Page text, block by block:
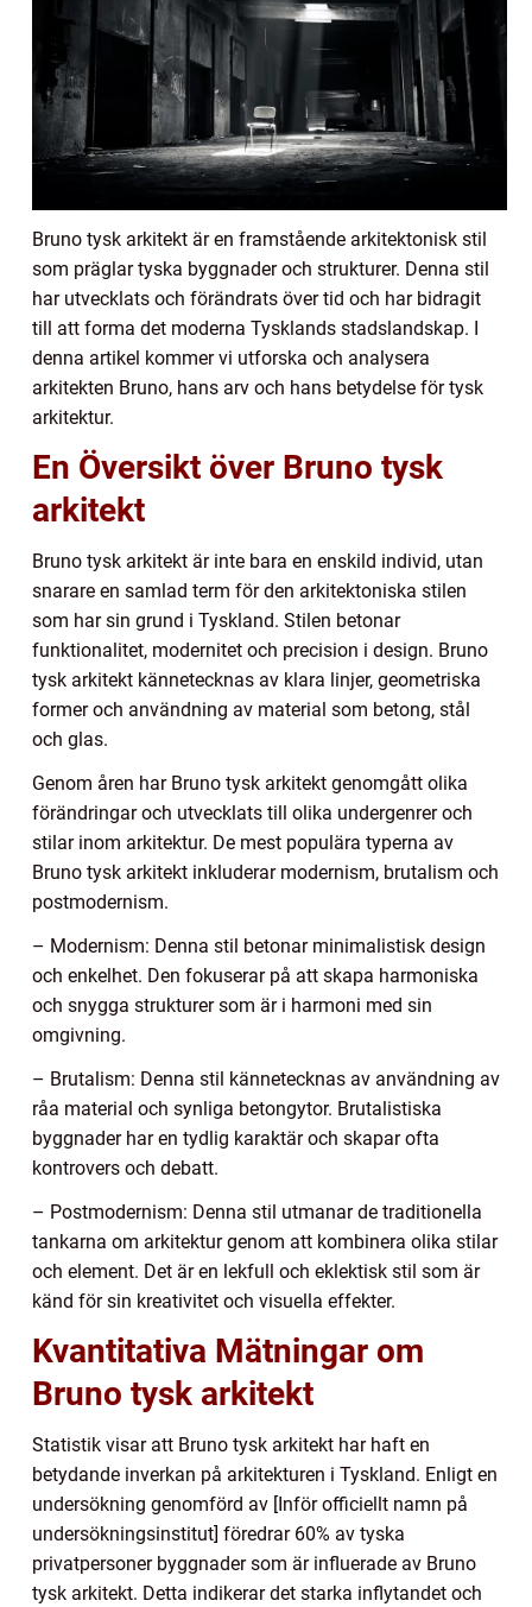
Bruno tysk arkitekt är en framstående arkitektonisk stil
som präglar tyska byggnader och strukturer. Denna stil
har utvecklats och förändrats över tid och har bidragit
till att forma det moderna Tysklands stadslandskap. I
denna artikel kommer vi utforska och analysera
arkitekten Bruno, hans arv och hans betydelse för tysk
arkitektur.
En Översikt över Bruno tysk
arkitekt
Bruno tysk arkitekt är inte bara en enskild individ, utan
snarare en samlad term för den arkitektoniska stilen
som har sin grund i Tyskland. Stilen betonar
funktionalitet, modernitet och precision i design. Bruno
tysk arkitekt kännetecknas av klara linjer, geometriska
former och användning av material som betong, stål
och glas.
Genom åren har Bruno tysk arkitekt genomgått olika
förändringar och utvecklats till olika undergenrer och
stilar inom arkitektur. De mest populära typerna av
Bruno tysk arkitekt inkluderar modernism, brutalism och
postmodernism.
– Modernism: Denna stil betonar minimalistisk design
och enkelhet. Den fokuserar på att skapa harmoniska
och snygga strukturer som är i harmoni med sin
omgivning.
– Brutalism: Denna stil kännetecknas av användning av
råa material och synliga betongytor. Brutalistiska
byggnader har en tydlig karaktär och skapar ofta
kontrovers och debatt.
– Postmodernism: Denna stil utmanar de traditionella
tankarna om arkitektur genom att kombinera olika stilar
och element. Det är en lekfull och eklektisk stil som är
känd för sin kreativitet och visuella effekter.
Kvantitativa Mätningar om
Bruno tysk arkitekt
Statistik visar att Bruno tysk arkitekt har haft en
betydande inverkan på arkitekturen i Tyskland. Enligt en
undersökning genomförd av [Inför officiellt namn på
undersökningsinstitut] föredrar 60% av tyska
privatpersoner byggnader som är influerade av Bruno
tysk arkitekt. Detta indikerar det starka inflytandet och